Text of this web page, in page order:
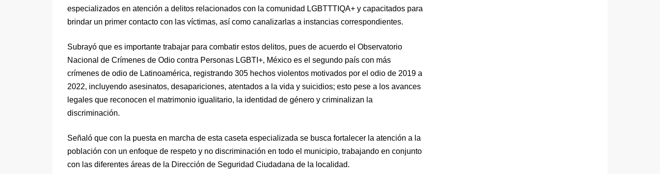
especializados en atención a delitos relacionados con la comunidad LGBTTTIQA+ y capacitados para
brindar un primer contacto con las víctimas, así como canalizarlas a instancias correspondientes.
Subrayó que es importante trabajar para combatir estos delitos, pues de acuerdo el Observatorio
Nacional de Crímenes de Odio contra Personas LGBTI+, México es el segundo país con más
crímenes de odio de Latinoamérica, registrando 305 hechos violentos motivados por el odio de 2019 a
2022, incluyendo asesinatos, desapariciones, atentados a la vida y suicidios; esto pese a los avances
legales que reconocen el matrimonio igualitario, la identidad de género y criminalizan la
discriminación.
Señaló que con la puesta en marcha de esta caseta especializada se busca fortalecer la atención a la
población con un enfoque de respeto y no discriminación en todo el municipio, trabajando en conjunto
con las diferentes áreas de la Dirección de Seguridad Ciudadana de la localidad.